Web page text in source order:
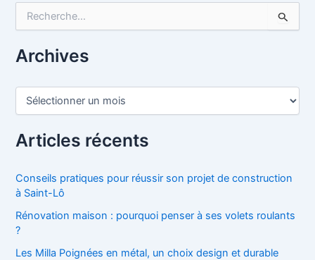
h
e
c
Archives
A
h
i
e
s
Articles récents
Conseils pratiques pour réussir son projet de construction
à Saint-Lô
Rénovation maison : pourquoi penser à ses volets roulants
?
Les Milla Poignées en métal, un choix design et durable